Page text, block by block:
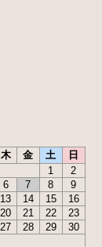
木 金 土
日
1
2
6 7 8
9
13 14 15
16
20 21 22
23
27 28 29
30